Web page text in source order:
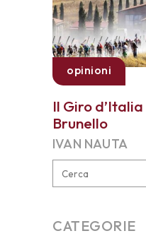
opinioni
Il Giro
Brunello
IVAN NAUTA
CATEGORIE